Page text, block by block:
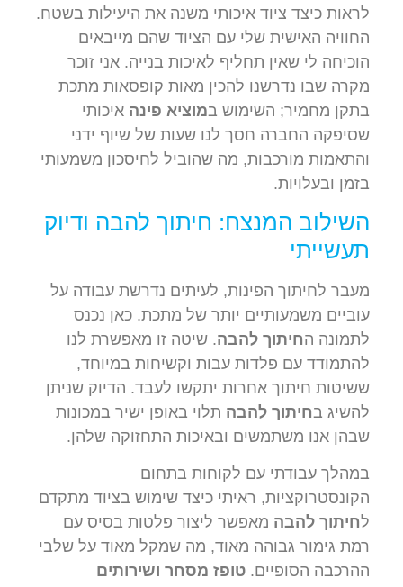
לראות כיצד ציוד איכותי משנה את היעילות בשטח.
החוויה האישית שלי עם הציוד שהם מייבאים
הוכיחה לי שאין תחליף לאיכות בנייה. אני זוכר
מקרה שבו נדרשנו להכין מאות קופסאות מתכת
בתקן מחמיר; השימוש במוציא פינה איכותי
שסיפקה החברה חסך לנו שעות של שיוף ידני
והתאמות מורכבות, מה שהוביל לחיסכון משמעותי
בזמן ובעלויות.
השילוב המנצח: חיתוך להבה ודיוק
תעשייתי
מעבר לחיתוך הפינות, לעיתים נדרשת עבודה על
עוביים משמעותיים יותר של מתכת. כאן נכנס
לתמונה החיתוך להבה. שיטה זו מאפשרת לנו
להתמודד עם פלדות עבות וקשיחות במיוחד,
ששיטות חיתוך אחרות יתקשו לעבד. הדיוק שניתן
להשיג בחיתוך להבה תלוי באופן ישיר במכונות
שבהן אנו משתמשים ובאיכות התחזוקה שלהן.
במהלך עבודתי עם לקוחות בתחום
הקונסטרוקציות, ראיתי כיצד שימוש בציוד מתקדם
לחיתוך להבה מאפשר ליצור פלטות בסיס עם
רמת גימור גבוהה מאוד, מה שמקל מאוד על שלבי
ההרכבה הסופיים. טופז מסחר ושירותים